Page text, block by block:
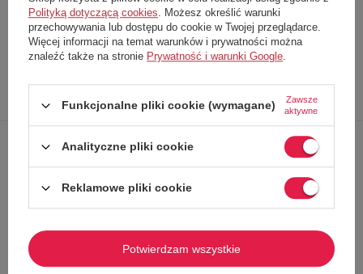
Producent
Guess
Kod produktu
W0YD99WBG60
Opis
produktu
Dokładne
dane
Zapytaj o
produkt
Napisz
swoją opinię
Zasuwane na ukryty zamek
Imitacja skóry
Polityką dotyczącą cookies. Możesz określić warunki
przechowywania lub dostępu do cookie w Twojej przeglądarce.
Więcej informacji na temat warunków i prywatności można
znaleźć także na stronie Prywatność i warunki Google.
Funkcjonalne pliki cookie (wymagane)
Zawsze
aktywne
Analityczne pliki cookie
Reklamowe pliki cookie
Potwierdzam wszystkie